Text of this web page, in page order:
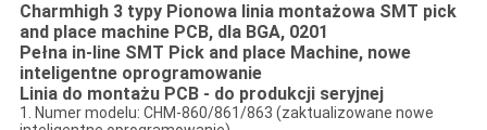
Charmhigh 3 typy Pionowa linia montażowa SMT pick
and place machine PCB, dla BGA, 0201
Pełna in-line SMT Pick and place Machine, nowe
inteligentne oprogramowanie
Linia do montażu PCB - do produkcji seryjnej
1. Numer modelu: CHM-860/861/863 (zaktualizowane nowe